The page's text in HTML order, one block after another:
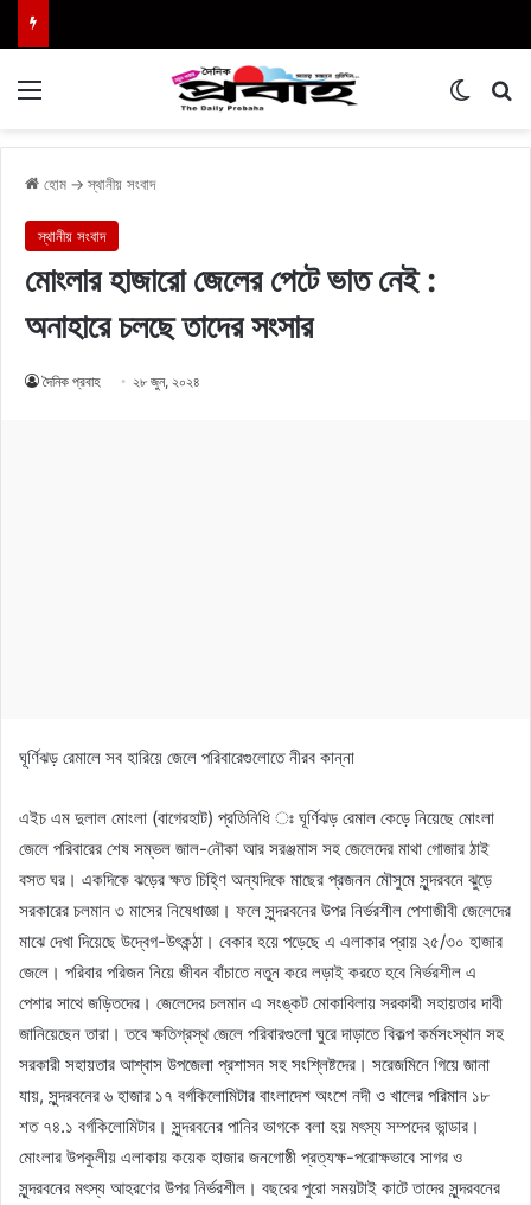
হোম → স্থানীয় সংবাদ
স্থানীয় সংবাদ
মোংলার হাজারো জেলের পেটে ভাত নেই :
অনাহারে চলছে তাদের সংসার
দৈনিক প্রবাহ ২৮ জুন, ২০২৪
ঘূর্ণিঝড় রেমালে সব হারিয়ে জেলে পরিবারেগুলোতে নীরব কান্না
এইচ এম দুলাল মোংলা (বাগেরহাট) প্রতিনিধি ঃ ঘূর্ণিঝড় রেমাল কেড়ে নিয়েছে মোংলা
জেলে পরিবারের শেষ সম্ভল জাল-নৌকা আর সরঞ্জমাস সহ জেলেদের মাথা গোজার ঠাই
বসত ঘর। একদিকে ঝড়ের ক্ষত চিহ্ণি অন্যদিকে মাছের প্রজনন মৌসুমে সুন্দরবনে ঝুড়ে
সরকারের চলমান ৩ মাসের নিষেধাজ্ঞা। ফলে সুন্দরবনের উপর নির্ভরশীল পেশাজীবী জেলেদের
মাঝে দেখা দিয়েছে উদ্বেগ-উৎকন্ঠা। বেকার হয়ে পড়েছে এ এলাকার প্রায় ২৫/৩০ হাজার
জেলে। পরিবার পরিজন নিয়ে জীবন বাঁচাতে নতুন করে লড়াই করতে হবে নির্ভরশীল এ
পেশার সাথে জড়িতদের। জেলেদের চলমান এ সংঙ্কট মোকাবিলায় সরকারী সহায়তার দাবী
জানিয়েছেন তারা। তবে ক্ষতিগ্রস্থ জেলে পরিবারগুলো ঘুরে দাড়াতে বিকল্প কর্মসংস্থান সহ
সরকারী সহায়তার আশ্বাস উপজেলা প্রশাসন সহ সংশ্লিষ্টদের। সরেজমিনে গিয়ে জানা
যায়, সুন্দরবনের ৬ হাজার ১৭ বর্গকিলোমিটার বাংলাদেশ অংশে নদী ও খালের পরিমান ১৮
শত ৭৪.১ বর্গকিলোমিটার। সুন্দরবনের পানির ভাগকে বলা হয় মৎস্য সম্পদের ভান্ডার।
মোংলার উপকুলীয় এলাকায় কয়েক হাজার জনগোষ্ঠী প্রত্যক্ষ-পরোক্ষভাবে সাগর ও
সুন্দরবনের মৎস্য আহরণের উপর নির্ভরশীল। বছরের পুরো সময়টাই কাটে তাদের সুন্দরবনের